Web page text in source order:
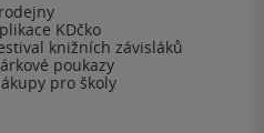
KDčko
knižních závisláků
poukazy
pro školy